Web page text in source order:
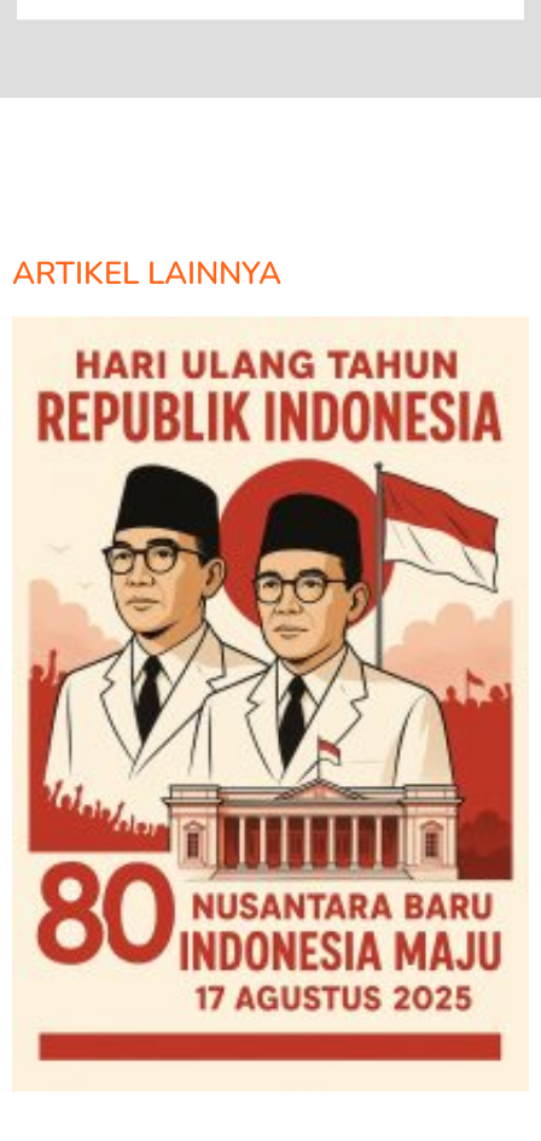
ARTIKEL LAINNYA